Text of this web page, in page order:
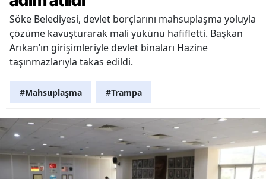
Söke Belediyesi, devlet borçlarını mahsuplaşma yoluyla
çözüme kavuşturarak mali yükünü hafifletti. Başkan
Arıkan’ın girişimleriyle devlet binaları Hazine
taşınmazlarıyla takas edildi.
#Mahsuplaşma #Trampa